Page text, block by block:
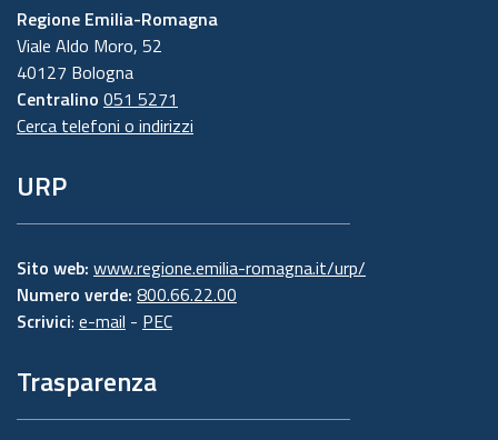
Regione Emilia-Romagna
Viale Aldo Moro, 52
40127 Bologna
Centralino 051 5271
Cerca telefoni o indirizzi
URP
Sito web: www.regione.emilia-romagna.it/urp/
Numero verde: 800.66.22.00
Scrivici: e-mail - PEC
Trasparenza